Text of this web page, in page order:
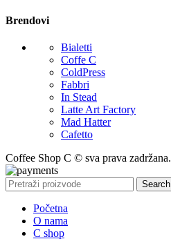
Brendovi
Bialetti
Coffe C
ColdPress
Fabbri
In Stead
Latte Art Factory
Mad Hatter
Cafetto
Coffee Shop C © sva prava zadržana.
Search
Početna
O nama
C shop